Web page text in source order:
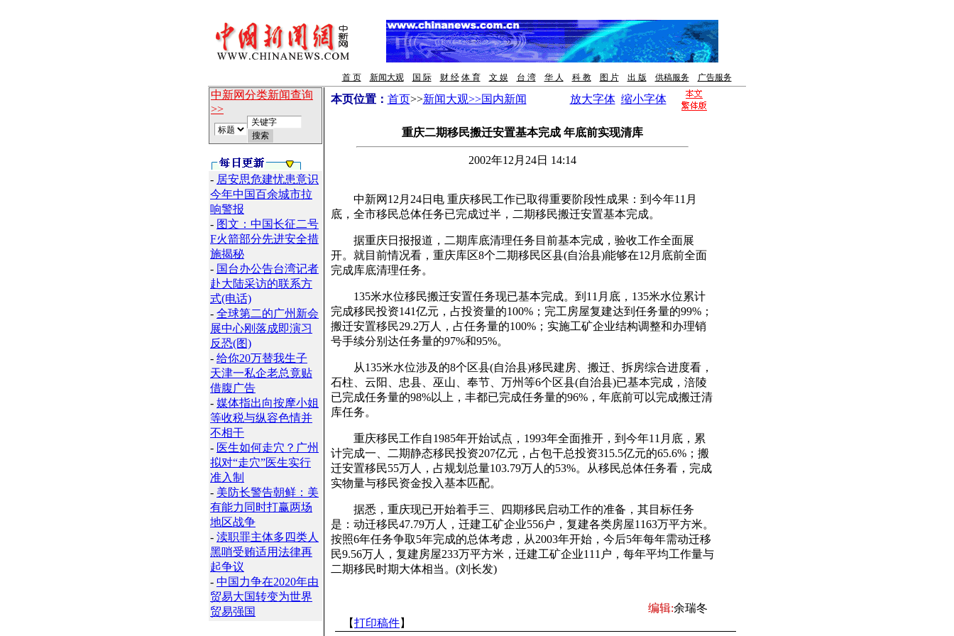
首 页 新闻大观 国 际 财 经 体 育 文 娱 台 湾 华 人 科 教 图 片 出 版 供稿服务 广告服务
中新网分类新闻查询
>>
- 居安思危建忧患意识
今年中国百余城市拉
响警报
- 图文：中国长征二号
F火箭部分先进安全措
施揭秘
- 国台办公告台湾记者
赴大陆采访的联系方
式(电话)
- 全球第二的广州新会
展中心刚落成即演习
反恐(图)
- 给你20万替我生子
天津一私企老总竟贴
借腹广告
- 媒体指出向按摩小姐
等收税与纵容色情并
不相干
- 医生如何走穴？广州
拟对“走穴”医生实行
准入制
- 美防长警告朝鲜：美
有能力同时打赢两场
地区战争
- 渎职罪主体多四类人
黑哨受贿适用法律再
起争议
- 中国力争在2020年由
贸易大国转变为世界
贸易强国
本页位置： 首页>>新闻大观>>国内新闻 放大字体 缩小字体
重庆二期移民搬迁安置基本完成 年底前实现清库
2002年12月24日 14:14
中新网12月24日电 重庆移民工作已取得重要阶段性成果：到今年11月
底，全市移民总体任务已完成过半，二期移民搬迁安置基本完成。
据重庆日报报道，二期库底清理任务目前基本完成，验收工作全面展
开。就目前情况看，重庆库区8个二期移民区县(自治县)能够在12月底前全面
完成库底清理任务。
135米水位移民搬迁安置任务现已基本完成。到11月底，135米水位累计
完成移民投资141亿元，占投资量的100%；完工房屋复建达到任务量的99%；
搬迁安置移民29.2万人，占任务量的100%；实施工矿企业结构调整和办理销
号手续分别达任务量的97%和95%。
从135米水位涉及的8个区县(自治县)移民建房、搬迁、拆房综合进度看，
石柱、云阳、忠县、巫山、奉节、万州等6个区县(自治县)已基本完成，涪陵
已完成任务量的98%以上，丰都已完成任务量的96%，年底前可以完成搬迁清
库任务。
重庆移民工作自1985年开始试点，1993年全面推开，到今年11月底，累
计完成一、二期静态移民投资207亿元，占包干总投资315.5亿元的65.6%；搬
迁安置移民55万人，占规划总量103.79万人的53%。从移民总体任务看，完成
实物量与移民资金投入基本匹配。
据悉，重庆现已开始着手三、四期移民启动工作的准备，其目标任务
是：动迁移民47.79万人，迁建工矿企业556户，复建各类房屋1163万平方米。
按照6年任务争取5年完成的总体考虑，从2003年开始，今后5年每年需动迁移
民9.56万人，复建房屋233万平方米，迁建工矿企业111户，每年平均工作量与
二期移民时期大体相当。(刘长发)
编辑:余瑞冬
【打印稿件】